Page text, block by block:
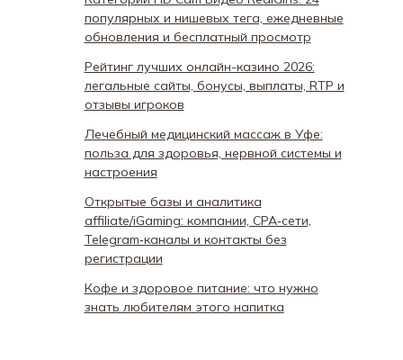
популярных и нишевых тега, ежедневные
обновления и бесплатный просмотр
Рейтинг лучших онлайн-казино 2026:
легальные сайты, бонусы, выплаты, RTP и
отзывы игроков
Лечебный медицинский массаж в Уфе:
польза для здоровья, нервной системы и
настроения
Открытые базы и аналитика
affiliate/iGaming: компании, CPA‑сети,
Telegram‑каналы и контакты без
регистрации
Кофе и здоровое питание: что нужно
знать любителям этого напитка